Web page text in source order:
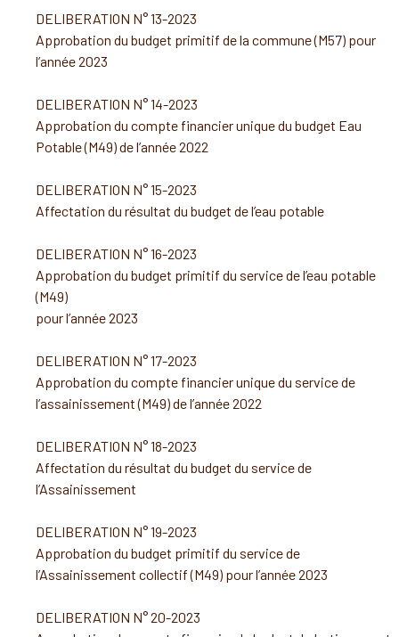
DELIBERATION N° 13-2023
Approbation du budget primitif de la commune (M57) pour
l’année 2023
DELIBERATION N° 14-2023
Approbation du compte financier unique du budget Eau
Potable (M49) de l’année 2022
DELIBERATION N° 15-2023
Affectation du résultat du budget de l’eau potable
DELIBERATION N° 16-2023
Approbation du budget primitif du service de l’eau potable
(M49)
pour l’année 2023
DELIBERATION N° 17-2023
Approbation du compte financier unique du service de
l’assainissement (M49) de l’année 2022
DELIBERATION N° 18-2023
Affectation du résultat du budget du service de
l’Assainissement
DELIBERATION N° 19-2023
Approbation du budget primitif du service de
l’Assainissement collectif (M49) pour l’année 2023
DELIBERATION N° 20-2023